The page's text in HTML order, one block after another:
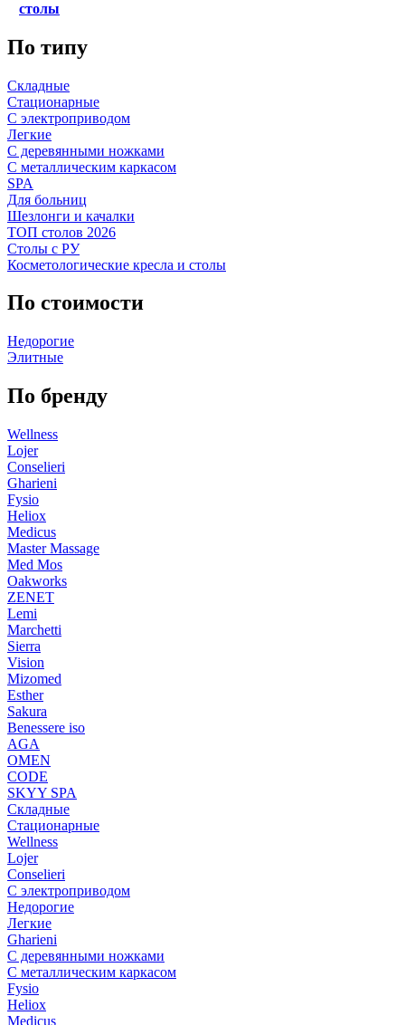
столы
По типу
Складные
Стационарные
С электроприводом
Легкие
С деревянными ножками
С металлическим каркасом
SPA
Для больниц
Шезлонги и качалки
ТОП столов 2026
Столы с РУ
Косметологические кресла и столы
По стоимости
Недорогие
Элитные
По бренду
Wellness
Lojer
Conselieri
Gharieni
Fysio
Heliox
Medicus
Master Massage
Med Mos
Oakworks
ZENET
Lemi
Marchetti
Sierra
Vision
Mizomed
Esther
Sakura
Benessere iso
AGA
OMEN
CODE
SKYY SPA
Складные
Стационарные
Wellness
Lojer
Conselieri
С электроприводом
Недорогие
Легкие
Gharieni
С деревянными ножками
С металлическим каркасом
Fysio
Heliox
Medicus